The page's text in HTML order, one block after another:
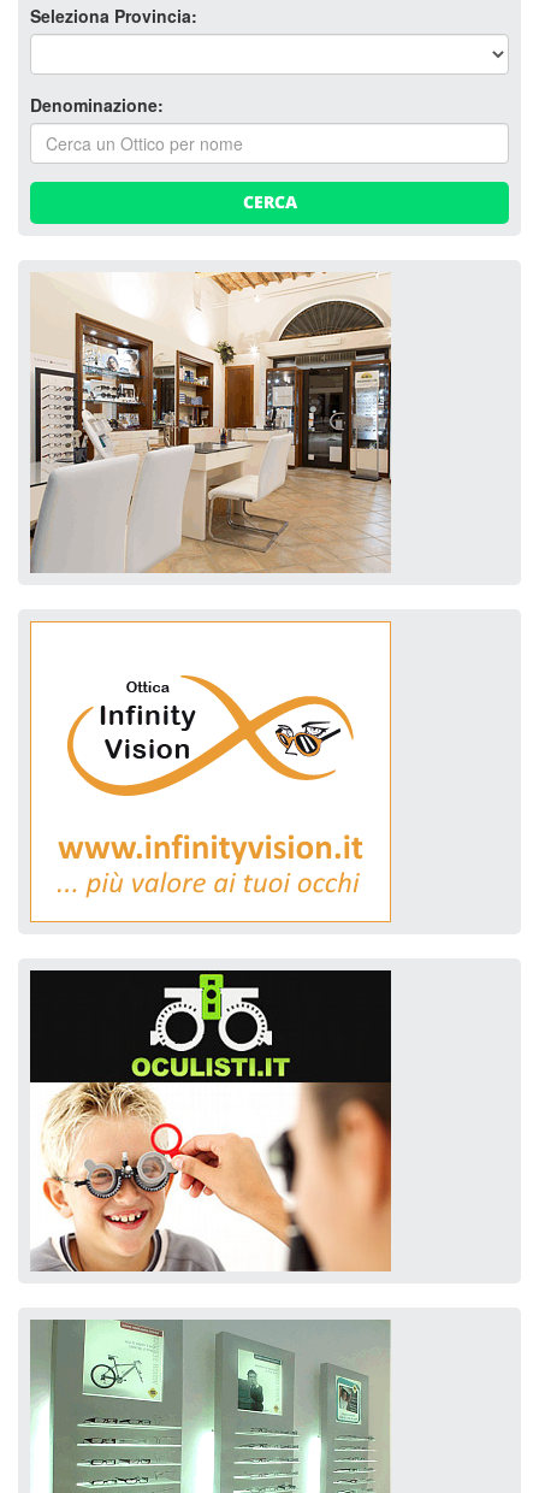
Seleziona Provincia:
Denominazione:
CERCA